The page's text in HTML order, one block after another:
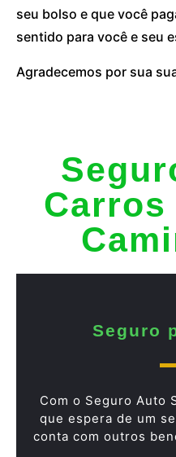
seu bolso e que você
sentido para você e seu
Agradecemos por sua
Carros
Seguro
Com o Seguro Auto
que espera de um
conta com outros